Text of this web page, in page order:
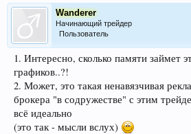
Wanderer
Начинающий трейдер
Пользователь
1. Интересно, сколько памяти займет
графиков..?!
2. Может, это такая ненавязчивая
брокера "в содружестве" с этим
всё идеально
(это так - мысли вслух)